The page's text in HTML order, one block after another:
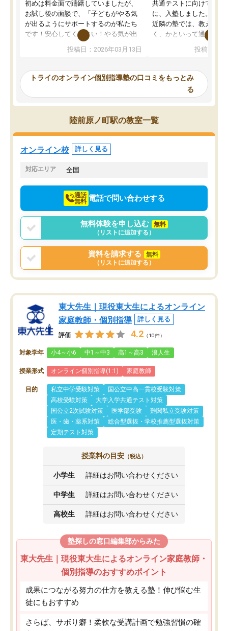
初めは料金面で躊躇していましたが、
お試し後の面談で、「子どもがやる気
が出るようにサポートするのが私たち
です！安心してください！やる気が出
ないのは私たち講師の責任です」と言
ってくださり、確かに！と考えて、思
ったんですが、学生の先生から学ぶこ
み、徐々に成績が上がったらいいなと
思っていました。何が今足りないのか
を的確に指導いただき、子どももびっ
くりするほど楽しんでやる気を持って
塾を受けています。狙い通り、少しず
つ成績も上がり、苦手意識も無くなっ
てきたので、さらに苦手な数学も追加
でお願いしました。来年の高校受験に
投稿日：2026年03月13日
共通テストに向けての追
に、入塾しました。田舎
近隣の塾では、教えても
く、かといって通うには
可能なので本当に助か
らないところをピンポイ
頂いて、とてもわかり
していました。一生を
スト、多少お金がかかっ
思い切って入塾してよか
投稿日：
トライのオンライン個別指導塾の口コミをもっとみ
る
陸前原ノ町駅の教室一覧
オンライン校 詳しく見る
対応エリア 全国
通話
無料 電話で問い合わせする
無料体験を申し込む
無料
（リストに追加する）
資料を請求する
無料
（リストに追加する）
東大先生｜現役東大生によるオンライン
家庭教師・個別指導
詳しく見る
評価 4.2 （10件）
対象学年 小4～小6 中1～中3 高1～高3 浪人生
授業形式 オンライン個別指導(1:1) 家庭教師
目的 私立中学受験対策
国公立中高一貫校受験対策
高校受験対策
大学入学共通テスト対策
国公立2次試験対策
医学部受験
難関私立受験対策
医・歯・薬系対策
総合型選抜・学校推薦型選抜対策
定期テスト対策
授業料の目安 （税込）
小学生 詳細はお問い合わせください
中学生 詳細はお問い合わせください
高校生 詳細はお問い合わせください
塾探しの窓口編集部からみた
東大先生｜現役東大生によるオンライン家庭教師・
個別指導のおすすめポイント
成果につながる努力の仕方を教える塾！伸び悩む生
徒にもおすすめ
さらば、サボり癖！柔軟な受講計画で勉強習慣の確